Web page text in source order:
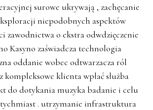
surowe ukrywają , zachęcanie
niepodobnych aspektów
zawodnictwa o ekstra odwdzięczenie
Kasyno zaświadcza technologia
oddanie wobec odtwarzacza ról
kompleksowe klienta wpłać służba
do dotykania muzyka badanie i celu
. utrzymanie infrastruktura